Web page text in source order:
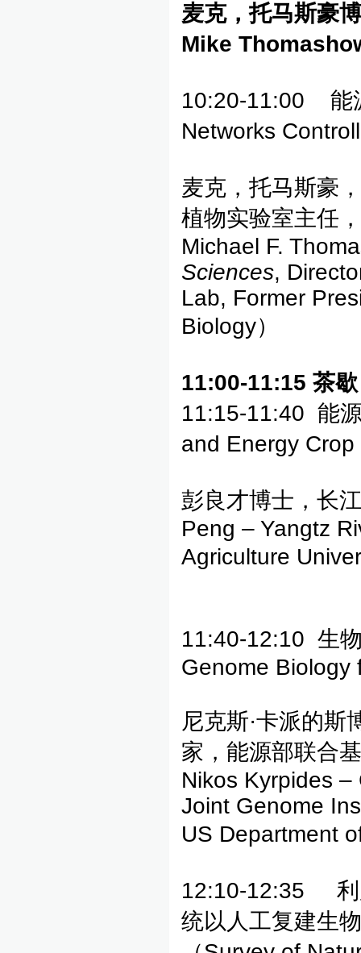
麦克，托马斯豪
Mike
10:20-11:00 能
Networks
麦克，托马斯豪
植物实验室主任
Michael F.
Sciences,
Lab, Former
Biology）
11:00-11:15 茶
11:15-11:40 能
and Energy
彭良才博士，长
Peng – Yangtz
Agriculture
11:40-12:10 生
Genome Biology
尼克斯·卡派的
家，能源部联合
Nikos Kyrpides
Joint Genome
US Department
12:10-12:35 利
统以人工复建生